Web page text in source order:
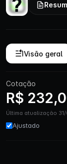
Visão geral
Cotação
R$
Última atualização
Ajustado